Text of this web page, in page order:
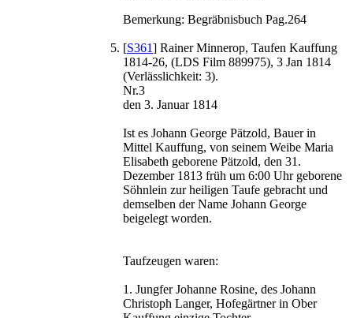
Bemerkung: Begräbnisbuch Pag.264
[S361] Rainer Minnerop, Taufen Kauffung
1814-26, (LDS Film 889975), 3 Jan 1814
(Verlässlichkeit: 3).
Nr.3
den 3. Januar 1814
Ist es Johann George Pätzold, Bauer in
Mittel Kauffung, von seinem Weibe Maria
Elisabeth geborene Pätzold, den 31.
Dezember 1813 früh um 6:00 Uhr geborene
Söhnlein zur heiligen Taufe gebracht und
demselben der Name Johann George
beigelegt worden.
Taufzeugen waren:
1. Jungfer Johanne Rosine, des Johann
Christoph Langer, Hofegärtner in Ober